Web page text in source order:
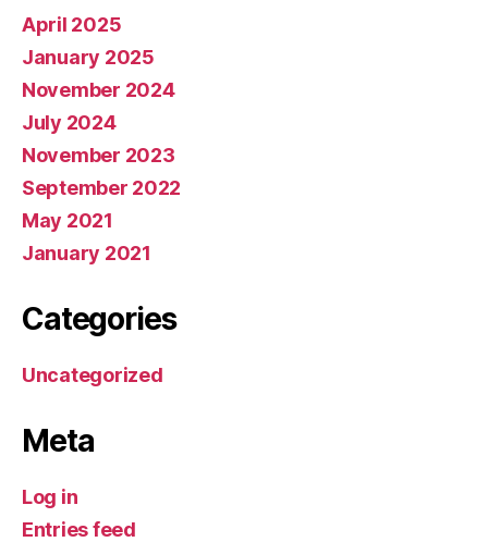
April 2025
January 2025
November 2024
July 2024
November 2023
September 2022
May 2021
January 2021
Categories
Uncategorized
Meta
Log in
Entries feed